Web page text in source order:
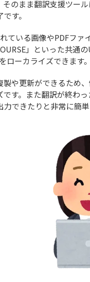
のまま翻訳支援ツー
す。
ている画像やPDFフ
」といった共通
ローカライズできます。
や更新ができるため
す。また翻訳が終わ
できたりと非常に簡単